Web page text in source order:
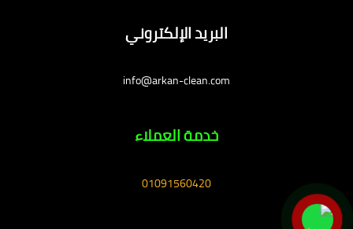
البريد الإلكتروني
info@arkan-clean.com
خدمة العملاء
01091560420